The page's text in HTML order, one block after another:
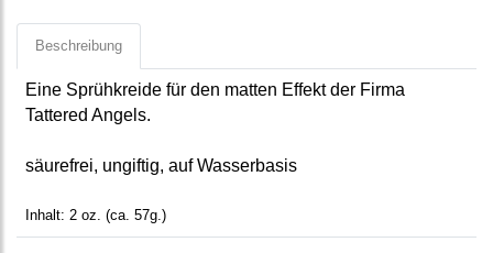
Beschreibung
Eine Sprühkreide für den matten Effekt der Firma
Tattered Angels.
säurefrei, ungiftig, auf Wasserbasis
Inhalt: 2 oz. (ca. 57g.)